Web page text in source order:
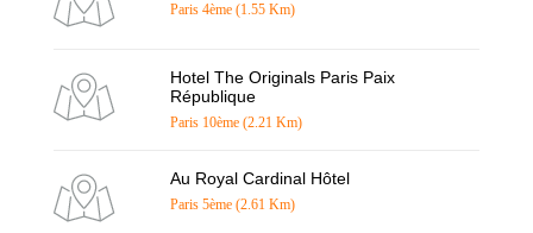
Paris 4ème (1.55 Km)
Hotel The Originals Paris Paix
République
Paris 10ème (2.21 Km)
Au Royal Cardinal Hôtel
Paris 5ème (2.61 Km)